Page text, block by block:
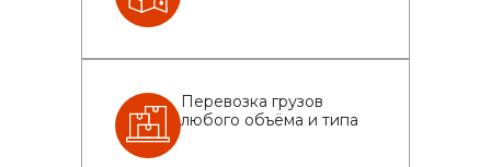
Перевозка грузов
любого объёма и типа